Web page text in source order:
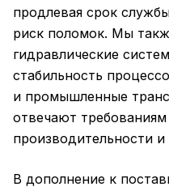
продлевая срок
риск поломок. Мы
гидравлические
стабильность
и промышленные
отвечают
производительности и
В дополнение к